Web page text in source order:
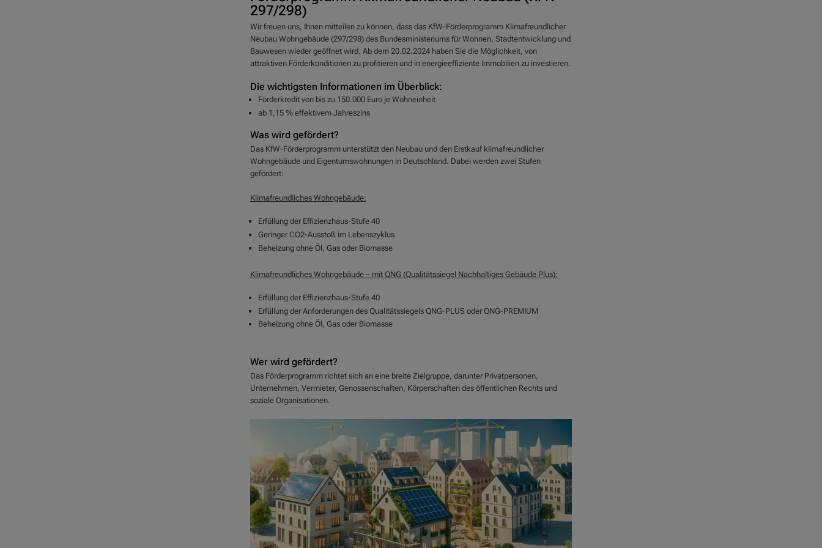
297/298)
Wir freuen uns, Ihnen mitteilen zu können, dass das KfW-Förderprogramm Klimafreundlicher
Neubau Wohngebäude (297/298) des Bundesministeriums für Wohnen, Stadtentwicklung und
Bauwesen wieder geöffnet wird. Ab dem 20.02.2024 haben Sie die Möglichkeit, von
attraktiven Förderkonditionen zu profitieren und in energieeffiziente Immobilien zu investieren.
Die wichtigsten Informationen im Überblick:
Förderkredit von bis zu 150.000 Euro je Wohneinheit
ab 1,15 % effektivem Jahreszins
Was wird gefördert?
Das KfW-Förderprogramm unterstützt den Neubau und den Erstkauf klimafreundlicher
Wohngebäude und Eigentumswohnungen in Deutschland. Dabei werden zwei Stufen
gefördert:
Klimafreundliches Wohngebäude:
Erfüllung der Effizienzhaus-Stufe 40
Geringer CO2-Ausstoß im Lebenszyklus
Beheizung ohne Öl, Gas oder Biomasse
Klimafreundliches Wohngebäude – mit QNG (Qualitätssiegel Nachhaltiges Gebäude Plus):
Erfüllung der Effizienzhaus-Stufe 40
Erfüllung der Anforderungen des Qualitätssiegels QNG-PLUS oder QNG-PREMIUM
Beheizung ohne Öl, Gas oder Biomasse
Wer wird gefördert?
Das Förderprogramm richtet sich an eine breite Zielgruppe, darunter Privatpersonen,
Unternehmen, Vermieter, Genossenschaften, Körperschaften des öffentlichen Rechts und
soziale Organisationen.